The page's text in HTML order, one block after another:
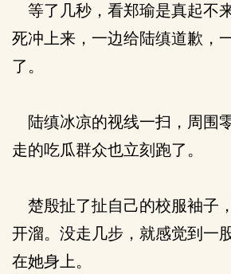
等了几秒，看郑瑜是真起不
死冲上来，一边给陆缜道歉，
了。
陆缜冰凉的视线一扫，周围
走的吃瓜群众也立刻跑了。
楚殷扯了扯自己的校服袖子
开溜。没走几步，就感觉到一
在她身上。